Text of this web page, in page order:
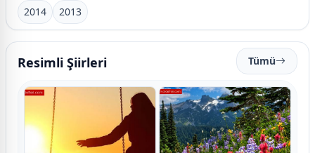
2014
2013
Resimli Şiirleri Tümü